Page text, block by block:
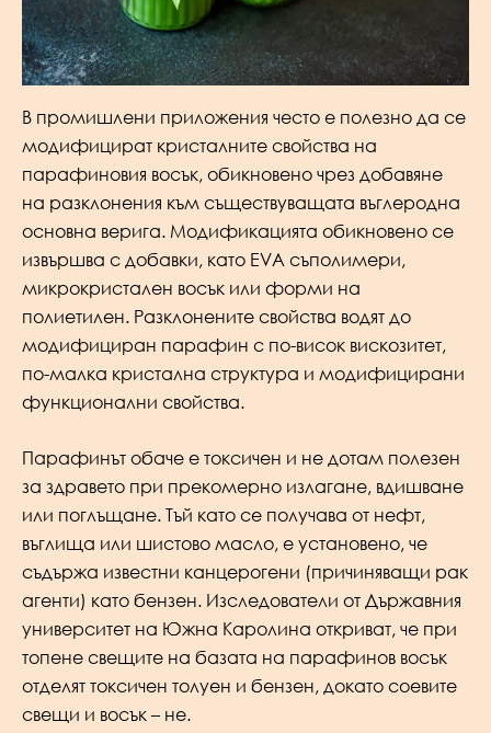
В промишлени приложения често е полезно да се
модифицират кристалните свойства на
парафиновия восък, обикновено чрез добавяне
на разклонения към съществуващата въглеродна
основна верига. Модификацията обикновено се
извършва с добавки, като EVA съполимери,
микрокристален восък или форми на
полиетилен. Разклонените свойства водят до
модифициран парафин с по-висок вискозитет,
по-малка кристална структура и модифицирани
функционални свойства.
Парафинът обаче е токсичен и не дотам полезен
за здравето при прекомерно излагане, вдишване
или поглъщане. Тъй като се получава от нефт,
въглища или шистово масло, е установено, че
съдържа известни канцерогени (причиняващи рак
агенти) като бензен. Изследователи от Държавния
университет на Южна Каролина откриват, че при
топене свещите на базата на парафинов восък
отделят токсичен толуен и бензен, докато соевите
свещи и восък – не.